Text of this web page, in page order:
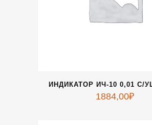
ИНДИКАТОР ИЧ-10 0,01 С/
1884,00₽